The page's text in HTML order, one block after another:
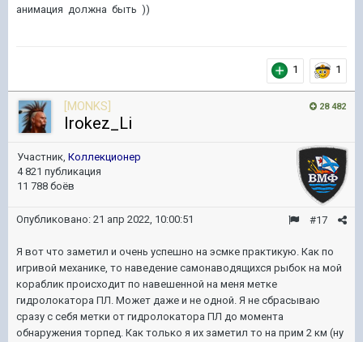
анимация должна быть ))
1 1
28 482
[MONKS]
Irokez_Li
Участник, Коллекционер
4 821 публикация
11 788 боёв
#17
Опубликовано: 21 апр 2022, 10:00:51
Я вот что заметил и очень успешно на эсмке практикую. Как по
игривой механике, то наведение самонаводящихся рыбок на мой
кораблик происходит по навешенной на меня метке
гидролокатора ПЛ. Может даже и не одной. Я не сбрасываю
сразу с себя метки от гидролокатора ПЛ до момента
обнаружения торпед. Как только я их заметил то на прим 2 км (ну